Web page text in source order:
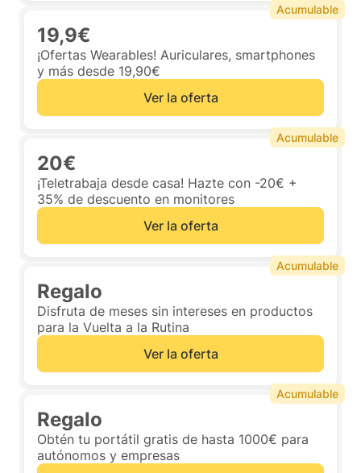
19,9€
¡Ofertas Wearables! Auriculares, smartphones
y más desde 19,90€
Ver la oferta
Acumulable
20€
¡Teletrabaja desde casa! Hazte con -20€ +
35% de descuento en monitores
Ver la oferta
Acumulable
Regalo
Disfruta de meses sin intereses en productos
para la Vuelta a la Rutina
Ver la oferta
Acumulable
Regalo
Obtén tu portátil gratis de hasta 1000€ para
autónomos y empresas
Acumulable